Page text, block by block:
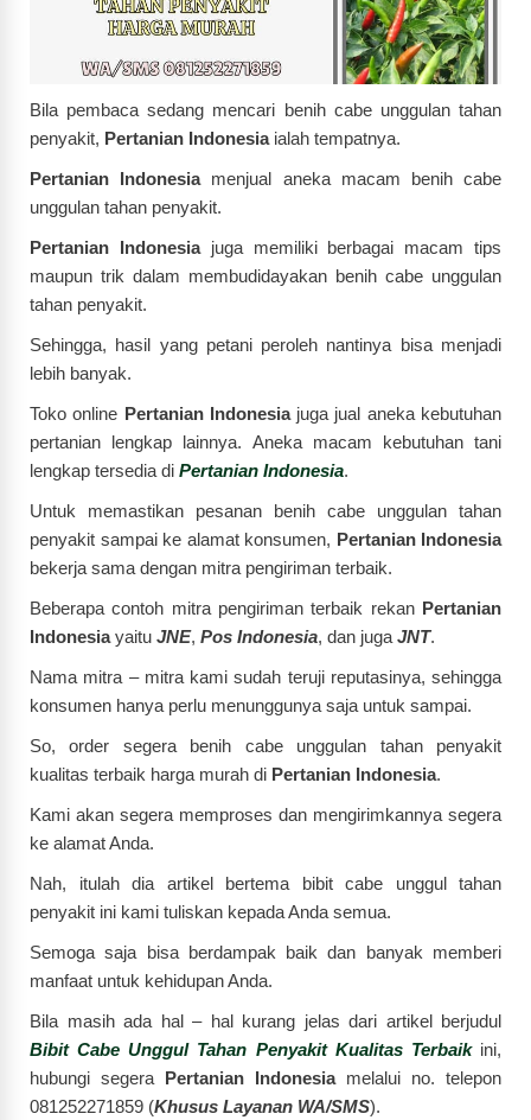
Bila pembaca sedang mencari benih cabe unggulan tahan
penyakit, Pertanian Indonesiaialah tempatnya.
Pertanian Indonesiamenjual aneka macam benih cabe
unggulan tahan penyakit.
Pertanian Indonesiajuga memiliki berbagai macam tips
maupun trik dalam membudidayakan benih cabe unggulan
tahan penyakit.
Sehingga, hasil yang petani peroleh nantinya bisa menjadi
lebih banyak.
Toko online Pertanian Indonesiajuga jual aneka kebutuhan
pertanian lengkap lainnya. Aneka macam kebutuhan tani
lengkap tersedia di Pertanian Indonesia.
Untuk memastikan pesanan benih cabe unggulan tahan
penyakit sampai ke alamat konsumen, Pertanian Indonesia
bekerja sama dengan mitra pengiriman terbaik.
Beberapa contoh mitra pengiriman terbaik rekan Pertanian
Indonesiayaitu JNE, Pos Indonesia, dan juga JNT.
Nama mitra – mitra kami sudah teruji reputasinya, sehingga
konsumen hanya perlu menunggunya saja untuk sampai.
So, order segera benih cabe unggulan tahan penyakit
kualitas terbaik harga murah di Pertanian Indonesia.
Kami akan segera memproses dan mengirimkannya segera
ke alamat Anda.
Nah, itulah dia artikel bertema bibit cabe unggul tahan
penyakit ini kami tuliskan kepada Anda semua.
Semoga saja bisa berdampak baik dan banyak memberi
manfaat untuk kehidupan Anda.
Bila masih ada hal – hal kurang jelas dari artikel berjudul
Bibit Cabe Unggul Tahan Penyakit Kualitas Terbaikini,
hubungi segera Pertanian Indonesiamelalui no. telepon
081252271859 (Khusus Layanan WA/SMS).